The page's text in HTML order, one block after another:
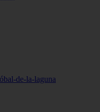
de-la-laguna